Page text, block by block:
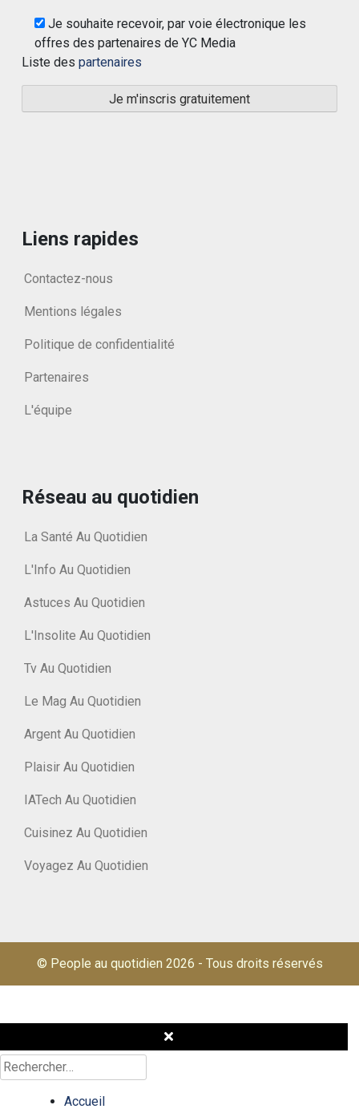
Je souhaite recevoir, par voie électronique les
offres des partenaires de YC Media
Liste des partenaires
Liens rapides
Contactez-nous
Mentions légales
Politique de confidentialité
Partenaires
L'équipe
Réseau au quotidien
La Santé Au Quotidien
L'Info Au Quotidien
Astuces Au Quotidien
L'Insolite Au Quotidien
Tv Au Quotidien
Le Mag Au Quotidien
Argent Au Quotidien
Plaisir Au Quotidien
IATech Au Quotidien
Cuisinez Au Quotidien
Voyagez Au Quotidien
© People au quotidien 2026 - Tous droits réservés
Rechercher :
Accueil